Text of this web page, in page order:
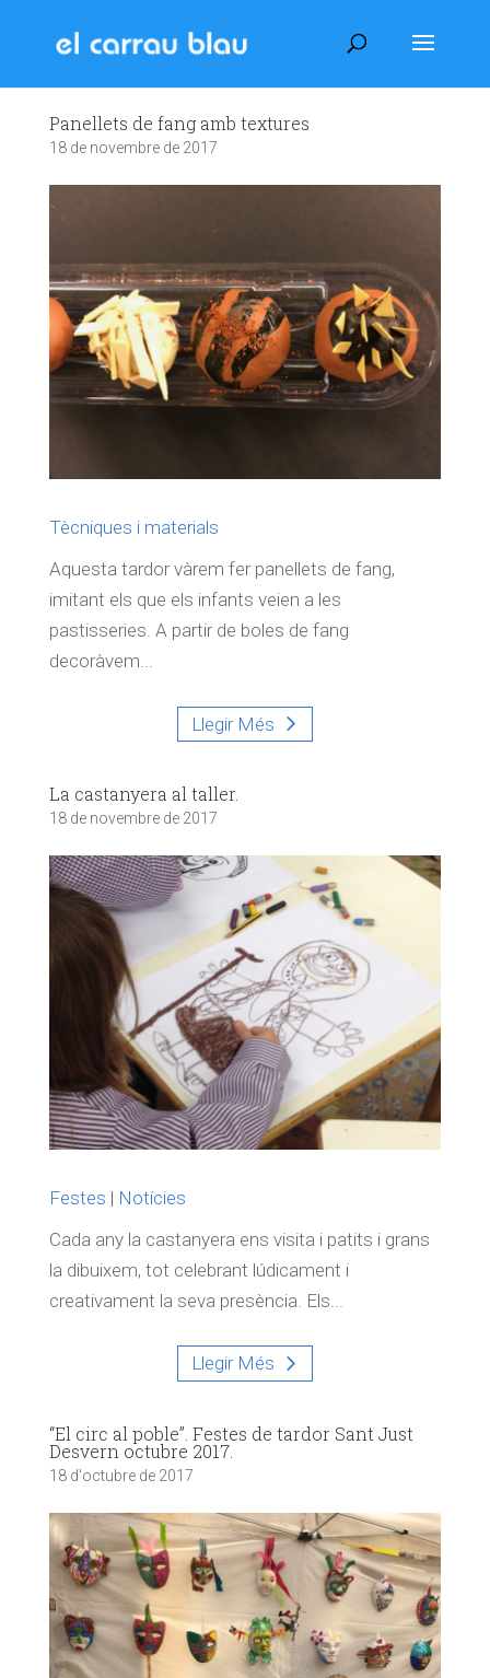
Panellets de fang amb textures
18 de novembre de 2017
Tècniques i materials
Aquesta tardor vàrem fer panellets de fang,
imitant els que els infants veien a les
pastisseries. A partir de boles de fang
decoràvem...
Llegir Més
La castanyera al taller.
18 de novembre de 2017
Festes | Notícies
Cada any la castanyera ens visita i patits i grans
la dibuixem, tot celebrant lúdicament i
creativament la seva presència. Els...
Llegir Més
“El circ al poble”. Festes de tardor Sant Just
Desvern octubre 2017.
18 d'octubre de 2017